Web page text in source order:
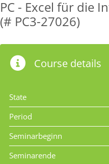
PC - Excel für die
(# PC3-27026)
Course details
State
Period
Seminarbeginn
Seminarende